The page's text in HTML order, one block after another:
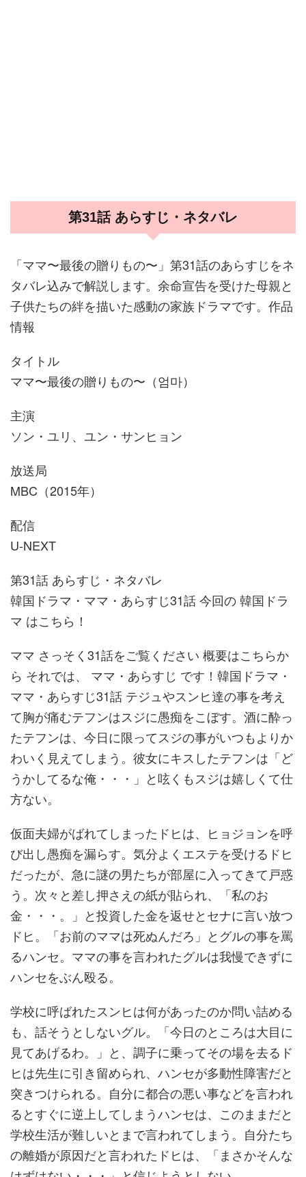
第31話 あらすじ・ネタバレ
「ママ〜最後の贈りもの〜」第31話のあらすじをネ
タバレ込みで解説します。余命宣告を受けた母親と
子供たちの絆を描いた感動の家族ドラマです。作品
情報
タイトル
ママ〜最後の贈りもの〜（엄마）
主演
ソン・ユリ、ユン・サンヒョン
放送局
MBC（2015年）
配信
U-NEXT
第31話 あらすじ・ネタバレ
韓国ドラマ・ママ・あらすじ31話 今回の 韓国ドラ
マ はこちら！
ママ さっそく31話をご覧ください 概要はこちらか
ら それでは、 ママ・あらすじ です！韓国ドラマ・
ママ・あらすじ31話 テジュやスンヒ達の事を考え
て胸が痛むテフンはスジに愚痴をこぼす。酒に酔っ
たテフンは、今日に限ってスジの事がいつもよりか
わいく見えてしまう。彼女にキスしたテフンは「ど
うかしてるな俺・・・」と呟くもスジは嬉しくて仕
方ない。
仮面夫婦がばれてしまったドヒは、ヒョジョンを呼
び出し愚痴を漏らす。気分よくエステを受けるドヒ
だったが、急に謎の男たちが部屋に入ってきて戸惑
う。次々と差し押さえの紙が貼られ、「私のお
金・・・。」と投資した金を返せとセナに言い放つ
ドヒ。「お前のママは死ぬんだろ」とグルの事を罵
るハンセ。ママの事を言われたグルは我慢できずに
ハンセをぶん殴る。
学校に呼ばれたスンヒは何があったのか問い詰める
も、話そうとしないグル。「今日のところは大目に
見てあげるわ。」と、調子に乗ってその場を去るド
ヒは先生に引き留められ、ハンセが多動性障害だと
突きつけられる。自分に都合の悪い事などを言われ
るとすぐに逆上してしまうハンセは、このままだと
学校生活が難しいとまで言われてしまう。自分たち
の離婚が原因だと言われたドヒは、「まさかそんな